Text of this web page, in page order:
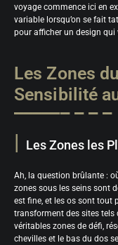
voyage commence ici en
variable lorsqu’on se fait
pour afficher un design qui
Les Zones
Sensibilité
Les Zones les
Ah, la question brûlante :
zones sous les seins sont
est fine, et les os sont tout
transforment des sites tels
véritables zones de défi,
chevilles et le bas du dos